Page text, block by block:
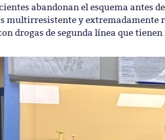
abandonan el esquema antes
multirresistente y extremadamente
drogas de segunda línea que